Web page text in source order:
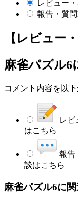
レビュー
報告・質
【レビュー
麻雀パズル6
コメント内容を以
レビ
はこちら
報告
談はこちら
麻雀パズル6に